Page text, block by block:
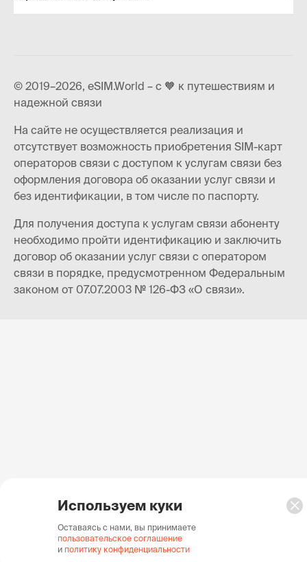
© 2019–2026, eSIM.World – с 🧡 к путешествиям и
надежной связи
На сайте не осуществляется реализация и
отсутствует возможность приобретения SIM-карт
операторов связи с доступом к услугам связи без
оформления договора об оказании услуг связи и
без идентификации, в том числе по паспорту.
Для получения доступа к услугам связи абоненту
необходимо пройти идентификацию и заключить
договор об оказании услуг связи с оператором
связи в порядке, предусмотренном Федеральным
законом от 07.07.2003 № 126-ФЗ «О связи».
Используем куки
Оставаясь с нами, вы принимаете
пользовательское соглашение
и политику конфиденциальности